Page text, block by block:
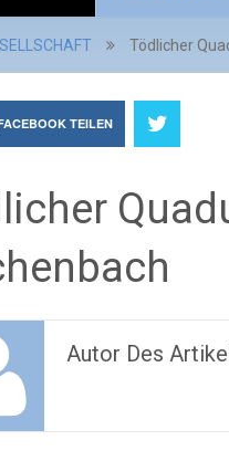
Tödlicher
TEILEN
Autor Des